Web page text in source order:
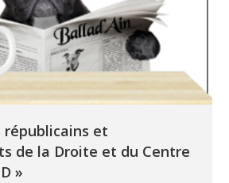
républicains et
de la Droite et du Centre
»